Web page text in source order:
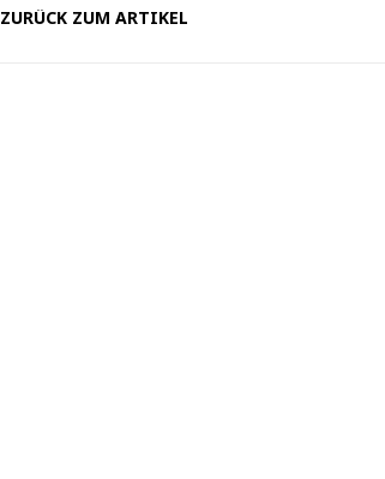
ZURÜCK ZUM ARTIKEL